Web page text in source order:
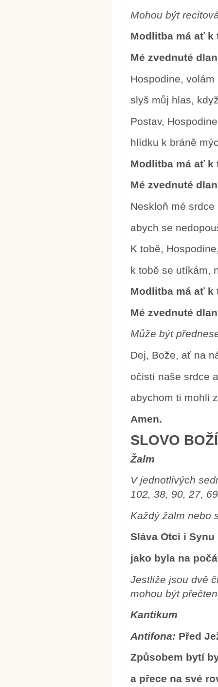
Mohou být
Modlitba má ať k
Mé zvednuté
Hospodine,
slyš můj hlas,
Postav,
hlídku k bráně
Modlitba má ať k
Mé zvednuté
Neskloň mé srdce
abych se
K tobě,
k tobě se utíkám,
Modlitba má ať k
Mé zvednuté
Může být
Dej, Bože, ať na
očistí naše srdce
abychom ti mohli
Amen.
SLOVO BOŽÍ
Žalm
V jednotlivých
102, 38, 90, 27,
Každý žalm nebo
Sláva Otci i
jako byla na
Jestliže jsou dvě
mohou být
Kantikum
Antifona: Před
Způsobem bytí
a přece na své